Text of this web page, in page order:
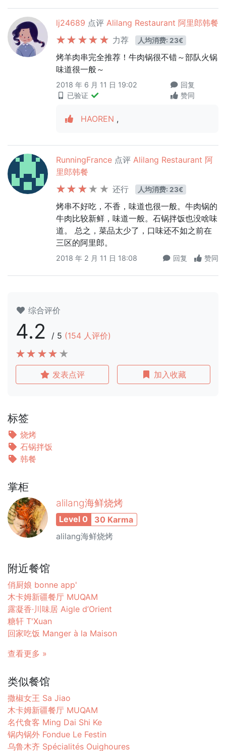
lj24689 点评 Alilang Restaurant 阿里郎韩餐
力荐
人均消费: 23€
烤羊肉串完全推荐！牛肉锅很不错～部队火锅
味道很一般～
2018 年 6 月 11 日 19:02
已验证
回复
赞同
HAOREN ,
RunningFrance 点评 Alilang Restaurant 阿
里郎韩餐
还行
人均消费: 23€
烤串不好吃，不香，味道也很一般。牛肉锅的
牛肉比较新鲜，味道一般。石锅拌饭也没啥味
道。 总之，菜品太少了，口味还不如之前在
三区的阿里郎。
2018 年 2 月 11 日 18:08 回复 赞同
综合评价
4.2 / 5 (154 人评价)
发表点评 加入收藏
标签
烧烤
石锅拌饭
韩餐
掌柜
alilang海鲜烧烤
Level 0
30 Karma
alilang海鲜烧烤
附近餐馆
俏厨娘 bonne app'
木卡姆新疆餐厅 MUQAM
露凝香·川味居 Aigle d’Orient
糖轩 T'Xuan
回家吃饭 Manger à la Maison
查看更多 »
类似餐馆
撒椒女王 Sa Jiao
木卡姆新疆餐厅 MUQAM
名代食客 Ming Dai Shi Ke
锅内锅外 Fondue Le Festin
乌鲁木齐 Spécialités Ouighoures